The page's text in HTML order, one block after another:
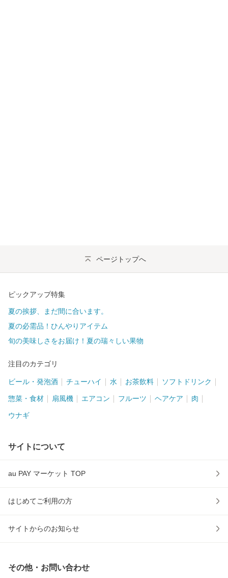
ページトップへ
ピックアップ特集
夏の挨拶、まだ間に合います。
夏の必需品！ひんやりアイテム
旬の美味しさをお届け！夏の瑞々しい果物
注目のカテゴリ
ビール・発泡酒 チューハイ 水 お茶飲料 ソフトドリンク
惣菜・食材 扇風機 エアコン フルーツ ヘアケア 肉
ウナギ
サイトについて
au PAY マーケット TOP
はじめてご利用の方
サイトからのお知らせ
その他・お問い合わせ